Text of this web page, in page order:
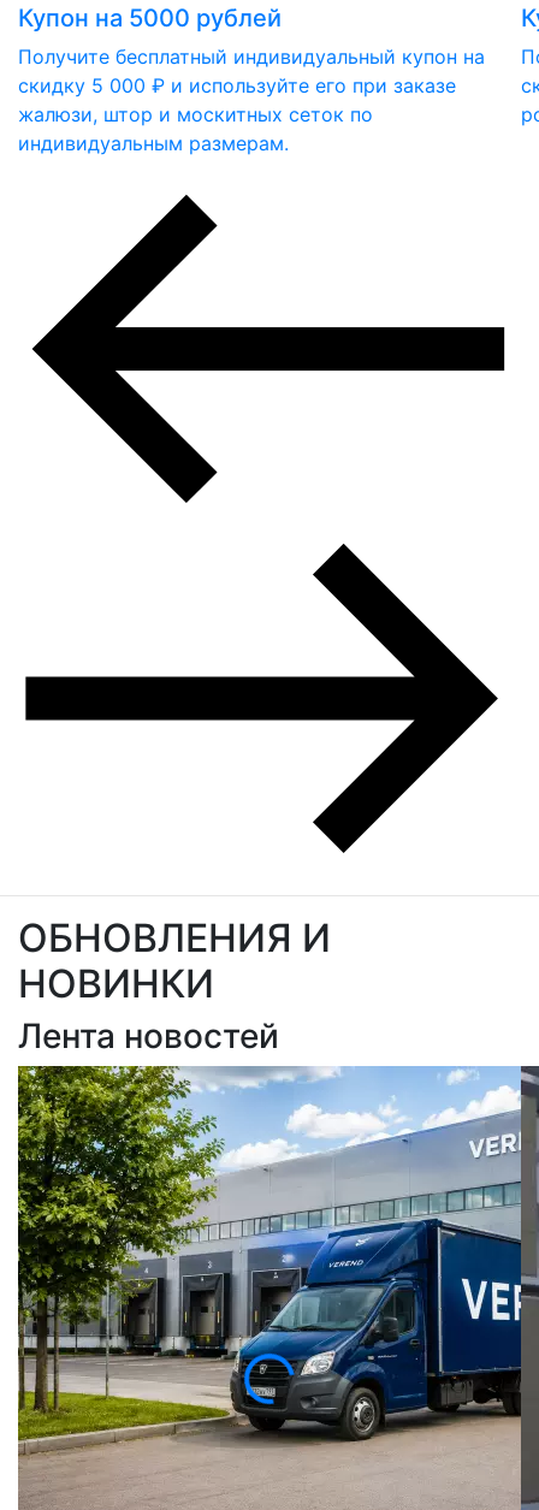
Купон на 5000 рублей
Получите бесплатный индивидуальный купон на
скидку 5 000 ₽ и используйте его при заказе
жалюзи, штор и москитных сеток по
индивидуальным размерам.
ОБНОВЛЕНИЯ И
НОВИНКИ
Лента новостей